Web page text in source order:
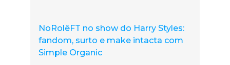
NoRolêFT no show do Harry Styles:
fandom, surto e make intacta com
Simple Organic